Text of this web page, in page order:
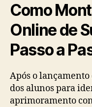
Como
Online de
Passo a
Após o
dos alunos para
aprimoramento